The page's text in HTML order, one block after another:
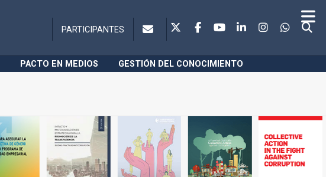
PARTICIPANTES
PACTO EN MEDIOS GESTIÓN DEL CONOCIMIENTO